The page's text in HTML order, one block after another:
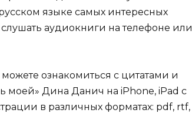
языке самых интересных
аудиокниги на телефоне или
ознакомиться с цитатами и
моей» Дина Данич на iPhone, iPad с
в различных форматах: pdf, rtf,